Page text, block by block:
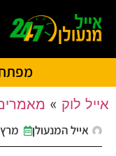
אייל לוק »
אייל המנעולן מרץ 4, 2020